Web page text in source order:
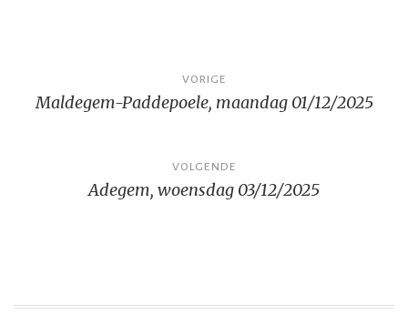
navigatie
VORIGE
Maldegem-Paddepoele, maandag 01/12/2025
VOLGENDE
Adegem, woensdag 03/12/2025